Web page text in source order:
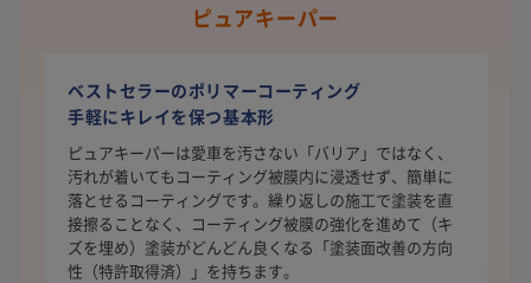
ピュアキーパー
ベストセラーのポリマーコーティング
手軽にキレイを保つ基本形
ピュアキーパーは愛車を汚さない「バリア」ではなく、
汚れが着いてもコーティング被膜内に浸透せず、簡単に
落とせるコーティングです。繰り返しの施工で塗装を直
接擦ることなく、コーティング被膜の強化を進めて（キ
ズを埋め）塗装がどんどん良くなる「塗装面改善の方向
性（特許取得済）」を持ちます。